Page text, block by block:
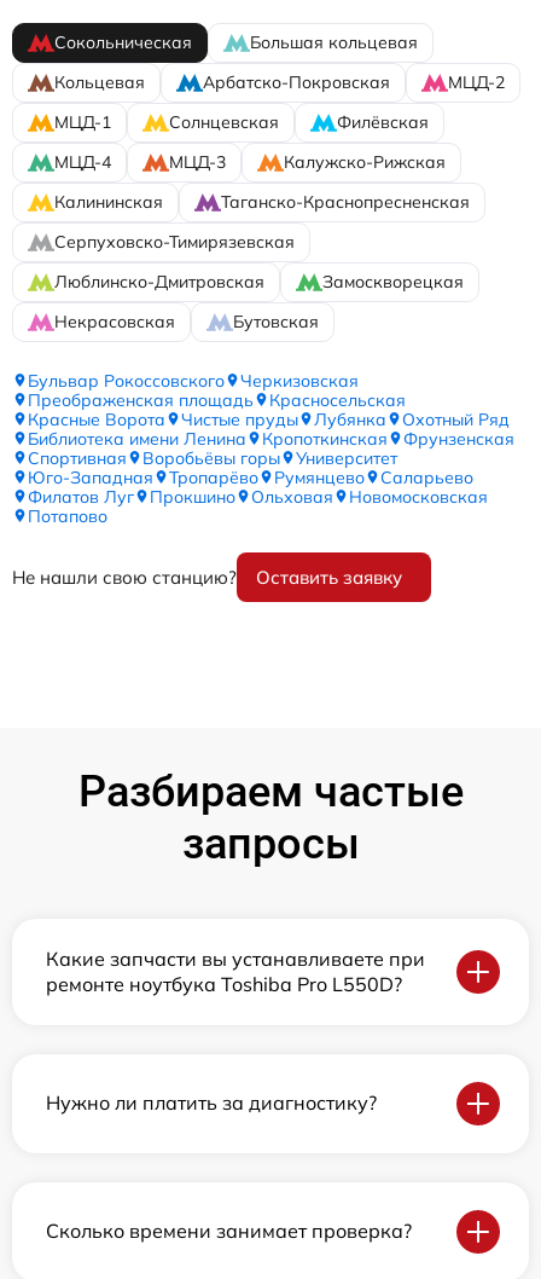
Сокольническая
Большая кольцевая
Кольцевая
Арбатско-Покровская
МЦД-2
МЦД-1
Солнцевская
Филёвская
МЦД-4
МЦД-3
Калужско-Рижская
Калининская
Таганско-Краснопресненская
Серпуховско-Тимирязевская
Люблинско-Дмитровская
Замоскворецкая
Некрасовская
Бутовская
Бульвар Рокоссовского
Черкизовская
Преображенская площадь
Красносельская
Красные Ворота
Чистые пруды Лубянка
Охотный Ряд
Библиотека имени Ленина
Кропоткинская
Фрунзенская
Спортивная
Воробьёвы горы
Университет
Юго-Западная
Тропарёво Румянцево
Саларьево
Филатов Луг
Прокшино Ольховая
Новомосковская
Потапово
Не нашли свою станцию? Оставить заявку
Разбираем частые
запросы
Какие запчасти вы устанавливаете при
ремонте ноутбука Toshiba Pro L550D?
Нужно ли платить за диагностику?
Сколько времени занимает проверка?